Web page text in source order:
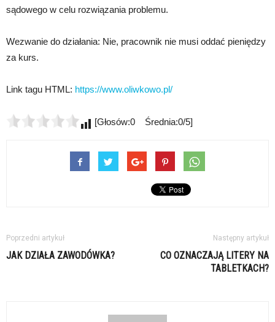
sądowego w celu rozwiązania problemu.
Wezwanie do działania: Nie, pracownik nie musi oddać pieniędzy
za kurs.
Link tagu HTML: https://www.oliwkowo.pl/
[Głosów:0 Średnia:0/5]
Poprzedni artykuł
JAK DZIAŁA ZAWODÓWKA?
Następny artykuł
CO OZNACZAJĄ LITERY NA
TABLETKACH?